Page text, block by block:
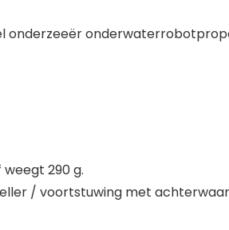
290 g.
/ voortstuwing met